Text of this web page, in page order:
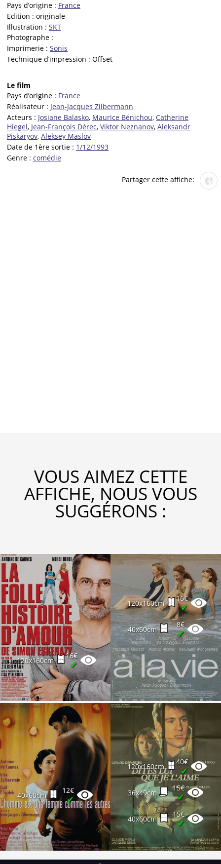
Pays d’origine : France
Edition : originale
Illustration : SKT
Photographe :
Imprimerie : Sonis
Technique d’impression : Offset
Le film
Pays d’origine : France
Réalisateur : Jean-Jacques Zilbermann
Acteurs : Josiane Balasko, Maurice Bénichou, Catherine
Hiegel, Jean-François Dérec, Viktor Neznanov, Aleksandr
Piskaryov, Aleksey Maslov
Date de 1ère sortie : 1/12/1993
Genre : comédie
Partager cette affiche:
VOUS AIMEZ CETTE
AFFICHE, NOUS VOUS
SUGGÉRONS :
120x160cm
16€
✔
120x160cm
16€
✔
40x60cm
8€
✔
40x60cm
12€
✔
120x160cm
40€
✔
36x49cm
15€
✔
40x60cm
15€
✔